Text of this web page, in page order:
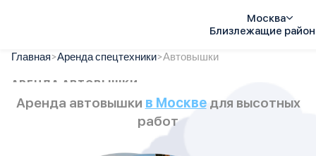
Москва
Близлежащие
Услуги
Автопарк
Тарифы
Главная>Аренда спецтехники>Автовышки
АРЕНДА АВТОВЫШКИ
Аренда автовышки в Москведля высотных
работ